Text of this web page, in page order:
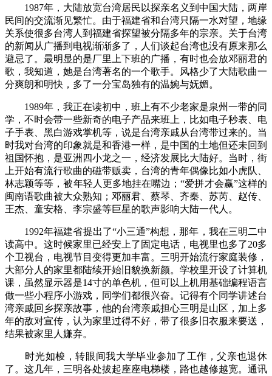
1987年，大陆放宽台湾居民以探亲名义到中国大陆，两岸
民间的交流渐见繁忙。由于福建省和台湾只隔一水对望，地缘
关系使很多台湾人到福建省探望被分隔多年的宗亲。关于台湾
的新闻从广播到电视渐渐多了，人们谈起台湾也没有原来那么
避忌了。最明显的是厂里上下班的广播，有时也会放邓丽君的
歌，我知道，她是台湾著名的一个歌手。风格少了大陆歌曲一
分爽朗和明快，多了一分宝岛独有的温婉与妩媚。
1989年，我正在读初中，班上有不少老家是泉州一带的同
学，不时会带一些新奇的电子产品来班上，比如电子秒表、电
子手表、黑白游戏掌机等，说是台湾亲戚从台湾带过来的。当
时我对台湾的印象就是和香港一样，是中国的土地但还未回到
祖国怀抱，是亚洲四小龙之一，经济发展比大陆好。当时，街
上开始有流行歌曲的磁带贩卖，台湾的青年偶像比如小虎队、
林志颖等等，被年轻人更多地挂在嘴边；“爱拼才会赢”这样的
闽南语歌曲被大众熟知；邓丽君、蔡琴、齐秦、苏芮、赵传、
王杰、童安格、李宗盛等巨星的歌声影响大陆一代人。
1992年福建省提出了“小三通”构想，那年，我在三明二中
读高中。这时候家里已经安上了固定电话，电视里也多了20多
个卫视台，电视节目变得更加丰富。三明开始流行家庭装修，
大部分人的家里都陆续开始旧貌换新颜。学校里开设了计算机
课，虽然显示器是14寸的单色机，但可以上机用基础编程语言
做一些小程序小游戏，同学们都很兴奋。记得有个同学讲述台
湾亲戚回乡探亲故事，他的台湾亲戚担心三明是山区，加上多
年的敌对宣传，认为家里过得不好，带了很多旧衣服来要送，
结果被家里人嫌弃。
时光如梭，转眼间我大学毕业参加了工作，父亲也退休
了。这几年，三明各处拔起座座电梯楼，路也越修越宽。通讯